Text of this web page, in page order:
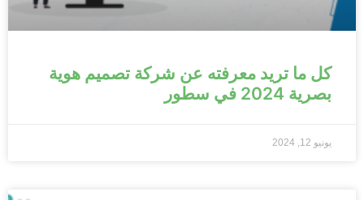
كل ما تريد معرفته عن شركة تصميم هوية
بصرية 2024 في سطور
يونيو 12, 2024